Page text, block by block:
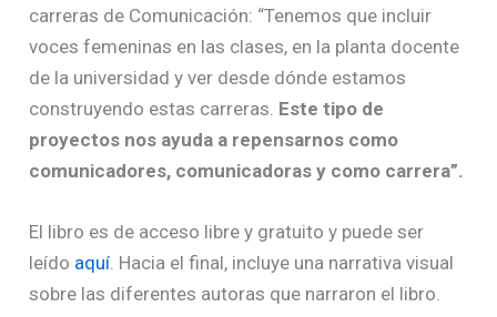
carreras de Comunicación: “Tenemos que incluir
voces femeninas en las clases, en la planta docente
de la universidad y ver desde dónde estamos
construyendo estas carreras. Este tipo de
proyectos nos ayuda a repensarnos como
comunicadores, comunicadoras y como carrera”.
El libro es de acceso libre y gratuito y puede ser
leído aquí. Hacia el final, incluye una narrativa visual
sobre las diferentes autoras que narraron el libro.